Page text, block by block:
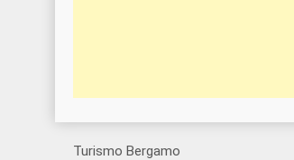
Turismo Bergamo